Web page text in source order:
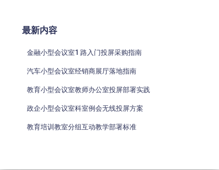
最新内容
金融小型会议室1 路入门投屏采购指南
汽车小型会议室经销商展厅落地指南
教育小型会议室教师办公室投屏部署实践
政企小型会议室科室例会无线投屏方案
教育培训教室分组互动教学部署标准